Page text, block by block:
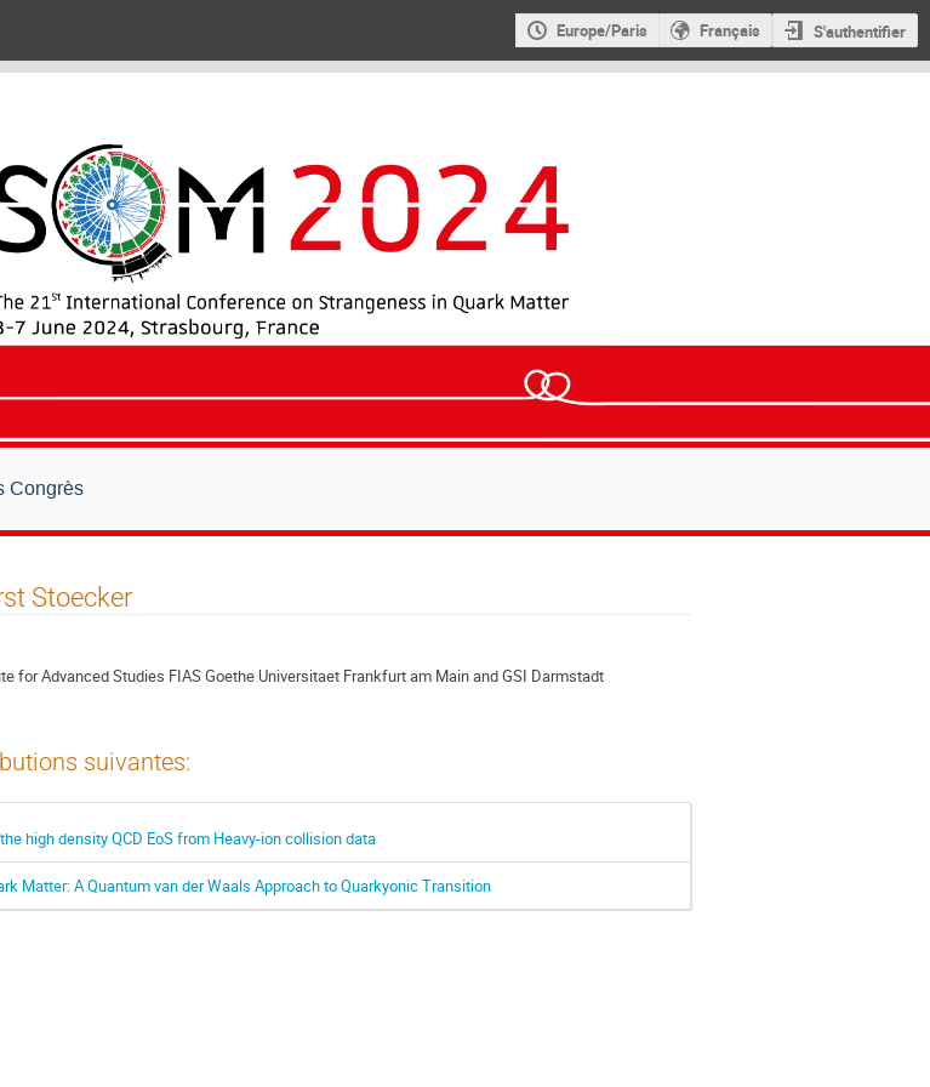
Europe/Paris Français S'authentifier
Congrès
Stoecker
for Advanced Studies FIAS Goethe Universitaet Frankfurt am Main and GSI Darmstadt
suivantes:
high density QCD EoS from Heavy-ion collision data
Matter: A Quantum van der Waals Approach to Quarkyonic Transition